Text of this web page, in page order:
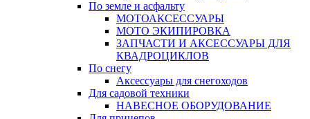
По земле и асфальту
МОТОАКСЕССУАРЫ
МОТО ЭКИПИРОВКА
ЗАПЧАСТИ И АКСЕССУАРЫ ДЛЯ
КВАДРОЦИКЛОВ
По снегу
Аксессуары для снегоходов
Для садовой техники
НАВЕСНОЕ ОБОРУДОВАНИЕ